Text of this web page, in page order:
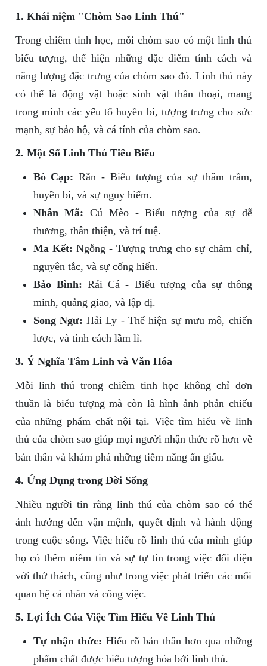
1. Khái niệm "Chòm Sao Linh Thú"
Trong chiêm tinh học, mỗi chòm sao có một linh thú
biểu tượng, thể hiện những đặc điểm tính cách và
năng lượng đặc trưng của chòm sao đó. Linh thú này
có thể là động vật hoặc sinh vật thần thoại, mang
trong mình các yếu tố huyền bí, tượng trưng cho sức
mạnh, sự bảo hộ, và cá tính của chòm sao.
2. Một Số Linh Thú Tiêu Biểu
Bò Cạp: Rắn - Biểu tượng của sự thâm trầm,
huyền bí, và sự nguy hiểm.
Nhân Mã: Cú Mèo - Biểu tượng của sự dễ
thương, thân thiện, và trí tuệ.
Ma Kết: Ngỗng - Tượng trưng cho sự chăm chỉ,
nguyên tắc, và sự cống hiến.
Bảo Bình: Rái Cá - Biểu tượng của sự thông
minh, quảng giao, và lập dị.
Song Ngư: Hải Ly - Thể hiện sự mưu mô, chiến
lược, và tính cách lầm lì.
3. Ý Nghĩa Tâm Linh và Văn Hóa
Mỗi linh thú trong chiêm tinh học không chỉ đơn
thuần là biểu tượng mà còn là hình ảnh phản chiếu
của những phẩm chất nội tại. Việc tìm hiểu về linh
thú của chòm sao giúp mọi người nhận thức rõ hơn về
bản thân và khám phá những tiềm năng ẩn giấu.
4. Ứng Dụng trong Đời Sống
Nhiều người tin rằng linh thú của chòm sao có thể
ảnh hưởng đến vận mệnh, quyết định và hành động
trong cuộc sống. Việc hiểu rõ linh thú của mình giúp
họ có thêm niềm tin và sự tự tin trong việc đối diện
với thử thách, cũng như trong việc phát triển các mối
quan hệ cá nhân và công việc.
5. Lợi Ích Của Việc Tìm Hiểu Về Linh Thú
Tự nhận thức: Hiểu rõ bản thân hơn qua những
phẩm chất được biểu tượng hóa bởi linh thú.